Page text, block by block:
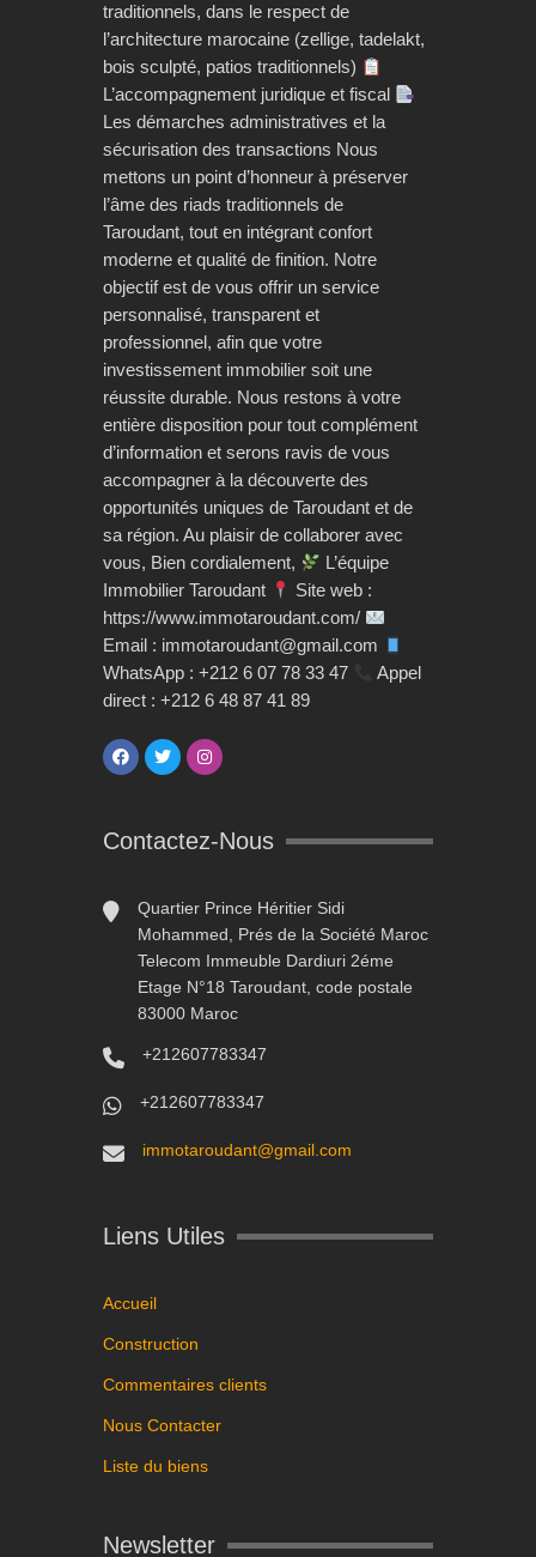
traditionnels, dans le respect de
l’architecture marocaine (zellige, tadelakt,
bois sculpté, patios traditionnels)
L’accompagnement juridique et fiscal
Les démarches administratives et la
sécurisation des transactions Nous
mettons un point d’honneur à préserver
l’âme des riads traditionnels de
Taroudant, tout en intégrant confort
moderne et qualité de finition. Notre
objectif est de vous offrir un service
personnalisé, transparent et
professionnel, afin que votre
investissement immobilier soit une
réussite durable. Nous restons à votre
entière disposition pour tout complément
d’information et serons ravis de vous
accompagner à la découverte des
opportunités uniques de Taroudant et de
sa région. Au plaisir de collaborer avec
vous, Bien cordialement,
L’équipe
Immobilier Taroudant
Site web :
https://www.immotaroudant.com/
Email : immotaroudant@gmail.com
WhatsApp : +212 6 07 78 33 47
Appel
direct : +212 6 48 87 41 89
Contactez-Nous
Quartier Prince Héritier Sidi
Mohammed, Prés de la Société Maroc
Telecom Immeuble Dardiuri 2éme
Etage N°18 Taroudant, code postale
83000 Maroc
+212607783347
+212607783347
immotaroudant@gmail.com
Liens Utiles
Accueil
Construction
Commentaires clients
Nous Contacter
Liste du biens
Newsletter